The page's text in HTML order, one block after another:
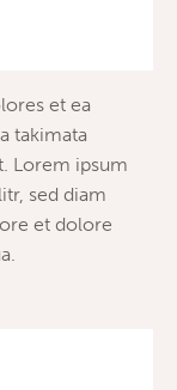
et ea
takimata
Lorem ipsum
sed diam
et dolore